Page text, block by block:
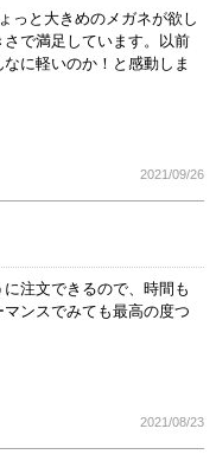
っと大きめのメガネが欲し
で満足しています。以前
に軽いのか！と感動しま
2021/09/26
注文できるので、時間も
ンスでみても最高の度つ
2021/08/23